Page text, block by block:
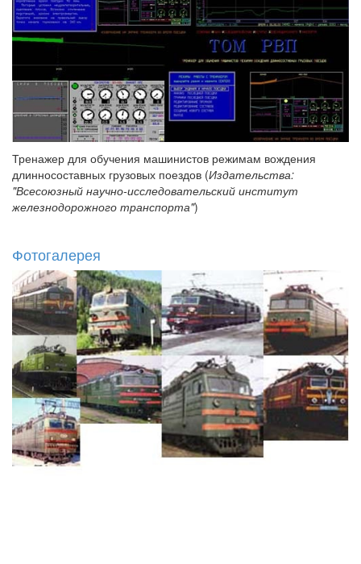
Тренажер для обучения машинистов режимам вождения
длинносоставных грузовых поездов (Издательства:
"Всесоюзный научно-исследовательский институт
железнодорожного транспорта")
Фотогалерея